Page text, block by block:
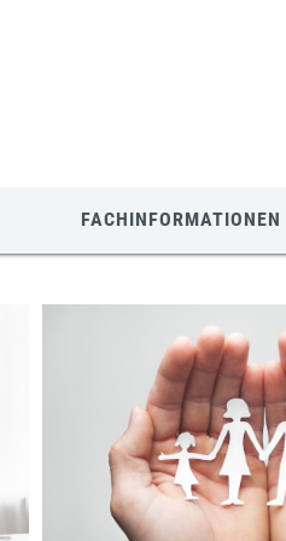
FACHINFORMATIONEN